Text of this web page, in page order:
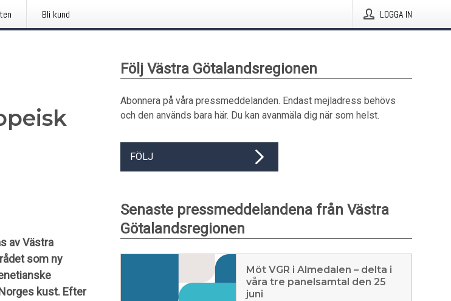
Bli kund LOGGA IN
av Västra
som ny
kust. Efter
Följ Västra Götalandsregionen
Abonnera på våra pressmeddelanden. Endast mejladress behövs
och den används bara här. Du kan avanmäla dig när som helst.
FÖLJ
Senaste pressmeddelandena från Västra
Götalandsregionen
Möt VGR i Almedalen – delta i
våra tre panelsamtal den 25
juni